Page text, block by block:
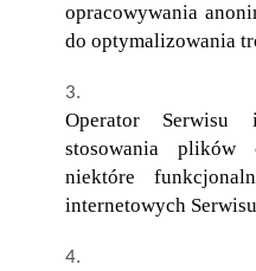
opracowywania
do optymalizowania
Operator Serwisu
stosowania plików
niektóre
internetowych